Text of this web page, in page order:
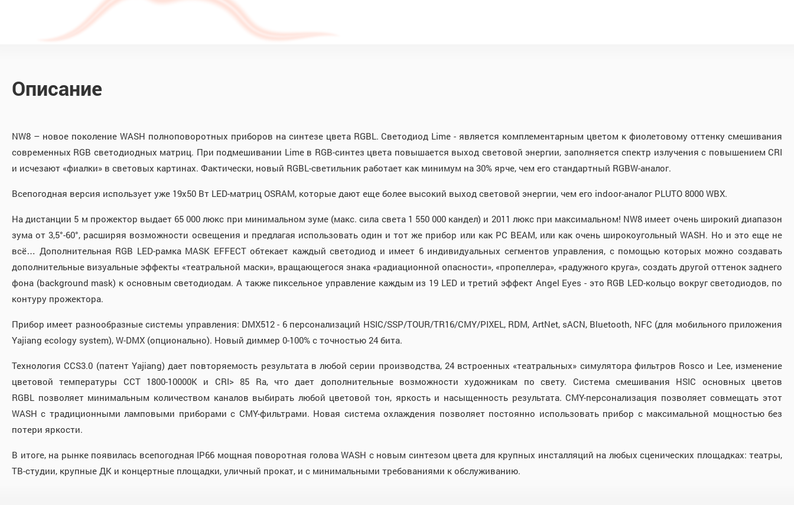
Описание
NW8 – новое поколение WASH полноповоротных приборов на синтезе цвета RGBL. Светодиод Lime - является комплементарным цветом к фиолетовому оттенку смешивания
современных RGB светодиодных матриц. При подмешивании Lime в RGB-синтез цвета повышается выход световой энергии, заполняется спектр излучения с повышением CRI
и исчезают «фиалки» в световых картинах. Фактически, новый RGBL-светильник работает как минимум на 30% ярче, чем его стандартный RGBW-аналог.
Всепогодная версия использует уже 19х50 Вт LED-матриц OSRAM, которые дают еще более высокий выход световой энергии, чем его indoor-аналог PLUTO 8000 WBX.
На дистанции 5 м прожектор выдает 65 000 люкс при минимальном зуме (макс. сила света 1 550 000 кандел) и 2011 люкс при максимальном! NW8 имеет очень широкий диапазон
зума от 3,5°-60°, расширяя возможности освещения и предлагая использовать один и тот же прибор или как РС BEAM, или как очень широкоугольный WASH. Но и это еще не
всё… Дополнительная RGB LED-рамка MASK EFFECT обтекает каждый светодиод и имеет 6 индивидуальных сегментов управления, с помощью которых можно создавать
дополнительные визуальные эффекты «театральной маски», вращающегося знака «радиационной опасности», «пропеллера», «радужного круга», создать другой оттенок заднего
фона (background mask) к основным светодиодам. А также пиксельное управление каждым из 19 LED и третий эффект Angel Eyes - это RGB LED-кольцо вокруг светодиодов, по
контуру прожектора.
Прибор имеет разнообразные системы управления: DMX512 - 6 персонализаций HSIC/SSP/TOUR/TR16/CMY/PIXEL, RDM, ArtNet, sACN, Bluetooth, NFC (для мобильного приложения
Yajiang ecology system), W-DMX (опционально). Новый диммер 0-100% с точностью 24 бита.
Технология CCS3.0 (патент Yajiang) дает повторяемость результата в любой серии производства, 24 встроенных «театральных» симулятора фильтров Rosco и Lee, изменение
цветовой температуры CCT 1800-10000K и CRI> 85 Ra, что дает дополнительные возможности художникам по свету. Система смешивания HSIC основных цветов
RGBL позволяет минимальным количеством каналов выбирать любой цветовой тон, яркость и насыщенность результата. CMY-персонализация позволяет совмещать этот
WASH с традиционными ламповыми приборами с CMY-фильтрами. Новая система охлаждения позволяет постоянно использовать прибор с максимальной мощностью без
потери яркости.
В итоге, на рынке появилась всепогодная IP66 мощная поворотная голова WASH с новым синтезом цвета для крупных инсталляций на любых сценических площадках: театры,
ТВ-студии, крупные ДК и концертные площадки, уличный прокат, и с минимальными требованиями к обслуживанию.